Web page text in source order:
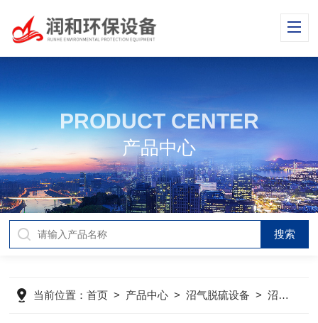
PRODUCT CENTER
产品中心
当前位置：首页 > 产品中心 >沼气脱硫设备 >沼气脱硫塔